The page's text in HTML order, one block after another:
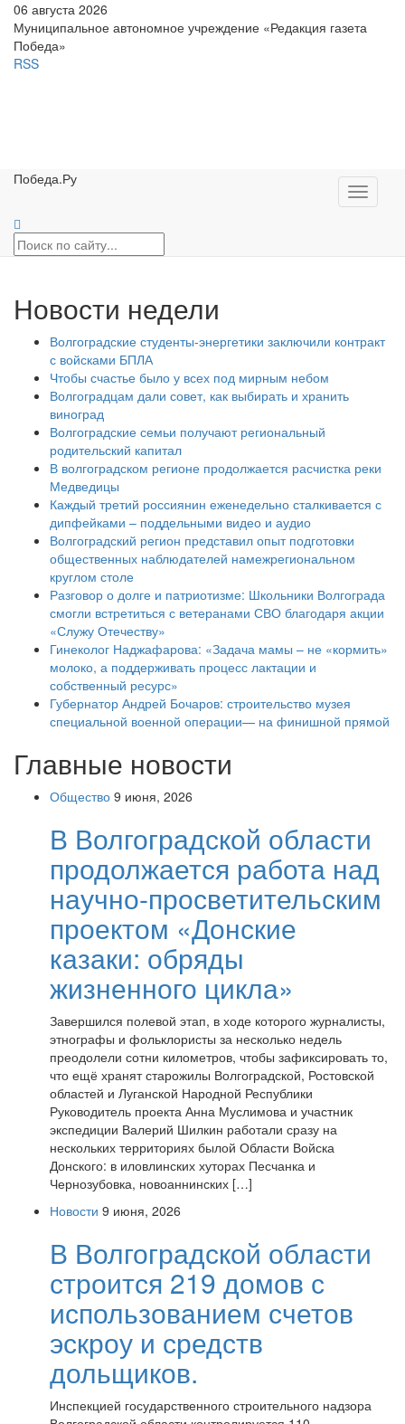
06 августа 2026
Муниципальное автономное учреждение «Редакция газета
Победа»
RSS
Победа.Ру
Toggle
Новости недели
Волгоградские студенты-энергетики заключили контракт
с войсками БПЛА
Чтобы счастье было у всех под мирным небом
Волгоградцам дали совет, как выбирать и хранить
виноград
Волгоградские семьи получают региональный
родительский капитал
В волгоградском регионе продолжается расчистка реки
Медведицы
Каждый третий россиянин еженедельно сталкивается с
дипфейками – поддельными видео и аудио
Волгоградский регион представил опыт подготовки
общественных наблюдателей намежрегиональном
круглом столе
Разговор о долге и патриотизме: Школьники Волгограда
смогли встретиться с ветеранами СВО благодаря акции
«Служу Отечеству»
Гинеколог Наджафарова: «Задача мамы – не «кормить»
молоко, а поддерживать процесс лактации и
собственный ресурс»
Губернатор Андрей Бочаров: строительство музея
специальной военной операции— на финишной прямой
Главные новости
Общество 9 июня, 2026
В Волгоградской области
продолжается работа над
научно-просветительским
проектом «Донские
казаки: обряды
жизненного цикла»
Завершился полевой этап, в ходе которого журналисты,
этнографы и фольклористы за несколько недель
преодолели сотни километров, чтобы зафиксировать то,
что ещё хранят старожилы Волгоградской, Ростовской
областей и Луганской Народной Республики
Руководитель проекта Анна Муслимова и участник
экспедиции Валерий Шилкин работали сразу на
нескольких территориях былой Области Войска
Донского: в иловлинских хуторах Песчанка и
Чернозубовка, новоаннинских […]
Новости 9 июня, 2026
В Волгоградской области
строится 219 домов с
использованием счетов
эскроу и средств
дольщиков.
Инспекцией государственного строительного надзора